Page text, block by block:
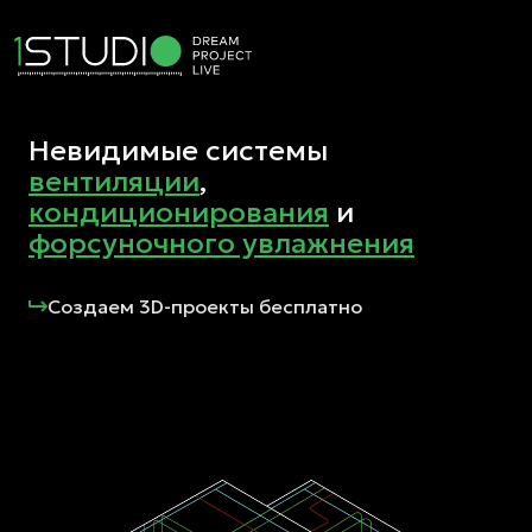
Невидимые системы
вентиляции,
кондиционирования и
форсуночного увлажнения
Создаем 3D-проекты бесплатно